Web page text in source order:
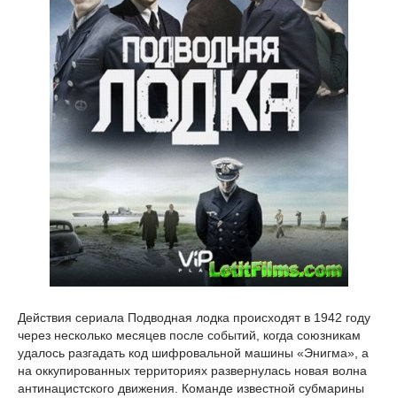
Действия сериала Подводная лодка происходят в 1942 году
через несколько месяцев после событий, когда союзникам
удалось разгадать код шифровальной машины «Энигма», а
на оккупированных территориях развернулась новая волна
антинацистского движения. Команде известной субмарины